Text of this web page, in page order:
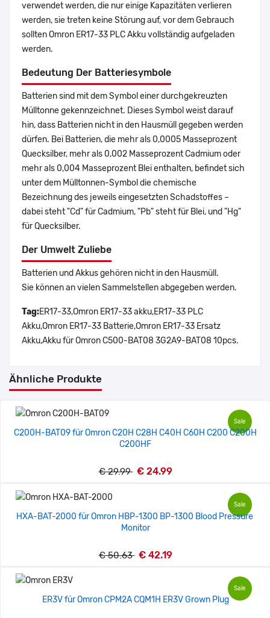
verwendet werden, die nur einige Kapazitäten verlieren
werden, sie treten keine Störung auf, vor dem Gebrauch
sollten Omron ER17-33 PLC Akku vollständig aufgeladen
werden.
Bedeutung Der Batteriesymbole
Batterien sind mit dem Symbol einer durchgekreuzten
Mülltonne gekennzeichnet. Dieses Symbol weist darauf
hin, dass Batterien nicht in den Hausmüll gegeben werden
dürfen. Bei Batterien, die mehr als 0,0005 Masseprozent
Quecksilber, mehr als 0,002 Masseprozent Cadmium oder
mehr als 0,004 Masseprozent Blei enthalten, befindet sich
unter dem Mülltonnen-Symbol die chemische
Bezeichnung des jeweils eingesetzten Schadstoffes –
dabei steht "Cd" für Cadmium, "Pb" steht für Blei, und "Hg"
für Quecksilber.
Der Umwelt Zuliebe
Batterien und Akkus gehören nicht in den Hausmüll.
Sie können an vielen Sammelstellen abgegeben werden.
Tag:ER17-33,Omron ER17-33 akku,ER17-33 PLC
Akku,Omron ER17-33 Batterie,Omron ER17-33 Ersatz
Akku,Akku für Omron C500-BAT08 3G2A9-BAT08 10pcs.
Ähnliche Produkte
Sale
C200H-BAT09 für Omron C20H C28H C40H C60H C200 C200H
C200HF
€ 29.99 € 24.99
Sale
HXA-BAT-2000 für Omron HBP-1300 BP-1300 Blood Pressure
Monitor
€ 50.63 € 42.19
Sale
ER3V für Omron CPM2A CQM1H ER3V Grown Plug